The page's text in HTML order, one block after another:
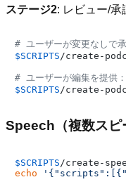
ステージ2: レビュー/承
# ユーザーが変更なしで承
$SCRIPTS /create-
# ユーザーが編集を提供：
$SCRIPTS /create-
Speech（複数スピ
$SCRIPTS
echo